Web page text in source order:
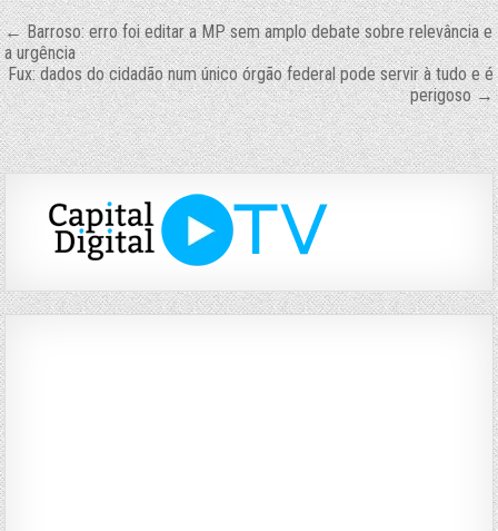
Navegação
de
Post
← Barroso: erro foi editar a MP sem amplo debate sobre relevância e
a urgência
Fux: dados do cidadão num único órgão federal pode servir à tudo e é
perigoso →